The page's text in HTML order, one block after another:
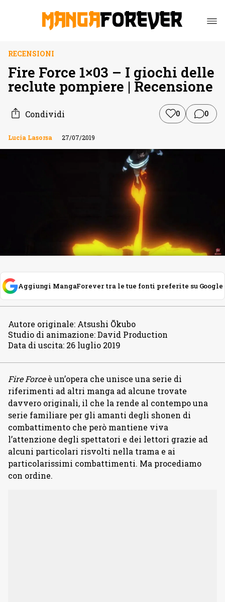
RECENSIONI
Fire Force 1×03 – I giochi delle
reclute pompiere | Recensione
Condividi 0 0
Lucia Lasorsa 27/07/2019
Aggiungi MangaForever tra le tue fonti preferite su Google
Autore originale: Atsushi Ōkubo
Studio di animazione:David Production
Data di uscita: 26 luglio 2019
Fire Forceè un’opera che unisce una serie di
riferimenti ad altri manga ad alcune trovate
davvero originali, il che la rende al contempo una
serie familiare per gli amanti degli shonen di
combattimento che però mantiene viva
l’attenzione degli spettatori e dei lettori grazie ad
alcuni particolari risvolti nella trama e ai
particolarissimi combattimenti. Ma procediamo
con ordine.